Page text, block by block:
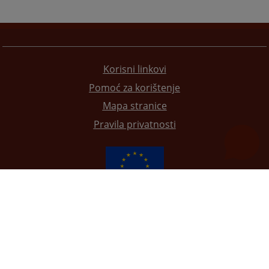
Korisni linkovi
Pomoć za korištenje
Mapa stranice
Pravila privatnosti